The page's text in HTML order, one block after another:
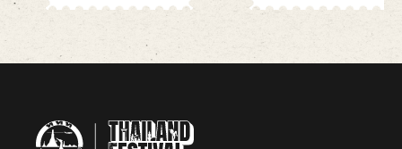
WAR
Item
of